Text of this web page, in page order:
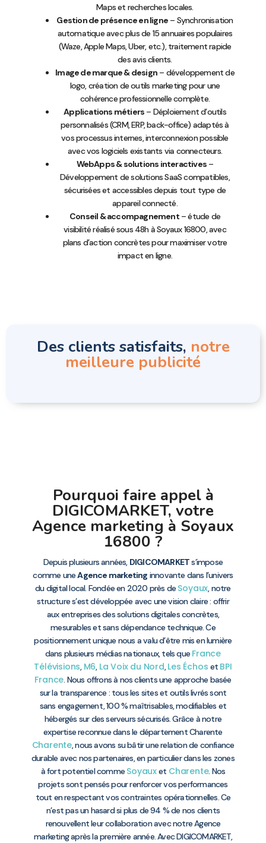
Maps et recherches locales.
Gestion de présence en ligne – Synchronisation
automatique avec plus de 15 annuaires populaires
(Waze, Apple Maps, Uber, etc.), traitement rapide
des avis clients.
Image de marque & design – développement de
logo, création de outils marketing pour une
cohérence professionnelle complète.
Applications métiers – Déploiement d’outils
personnalisés (CRM, ERP, back-office) adaptés à
vos processus internes, interconnexion possible
avec vos logiciels existants via connecteurs.
WebApps & solutions interactives –
Développement de solutions SaaS compatibles,
sécurisées et accessibles depuis tout type de
appareil connecté.
Conseil & accompagnement– étude de
visibilité réalisé sous 48h à Soyaux 16800, avec
plans d’action concrètes pour maximiser votre
impact en ligne.
Des clients satisfaits, notre
meilleure publicité
Pourquoi faire appel à
DIGICOMARKET, votre
Agence marketing à Soyaux
16800 ?
Depuis plusieurs années, DIGICOMARKETs’impose
comme uneAgence marketing innovante dans l’univers
du digital local. Fondée en 2020 près de Soyaux, notre
structure s’est développée avec une vision claire : offrir
aux entreprises des solutions digitales concrètes,
mesurables et sans dépendance technique. Ce
positionnement unique nous a valu d’être mis en lumière
dans plusieurs médias nationaux, tels que France
Télévisions, M6, La Voix du Nord,Les Échos et BPI
France. Nous offrons à nos clients une approche basée
sur la transparence : tous les sites et outils livrés sont
sans engagement, 100 % maîtrisables, modifiables et
hébergés sur des serveurs sécurisés. Grâce à notre
expertise reconnue dans le département Charente
Charente, nous avons su bâtir une relation de confiance
durable avec nos partenaires, en particulier dans les zones
à fort potentiel comme Soyauxet Charente. Nos
projets sont pensés pour renforcer vos performances
tout en respectant vos contraintes opérationnelles. Ce
n’est pas un hasard si plus de 94 % de nos clients
renouvellent leur collaboration avec notre Agence
marketing après la première année. Avec DIGICOMARKET,